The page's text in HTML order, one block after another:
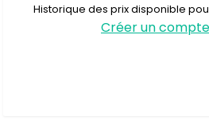
Historique des prix disponible
Créer un